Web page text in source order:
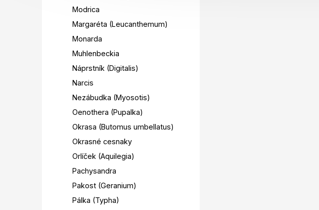
Modrica
Margaréta (Leucanthemum)
Monarda
Muhlenbeckia
Náprstník (Digitalis)
Narcis
Nezábudka (Myosotis)
Oenothera (Pupalka)
Okrasa (Butomus umbellatus)
Okrasné cesnaky
Orlíček (Aquilegia)
Pachysandra
Pakost (Geranium)
Pálka (Typha)